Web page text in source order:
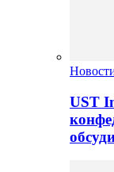
UST